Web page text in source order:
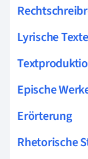
Lyrische Texte
Epische
Erörterung
Rhetorische